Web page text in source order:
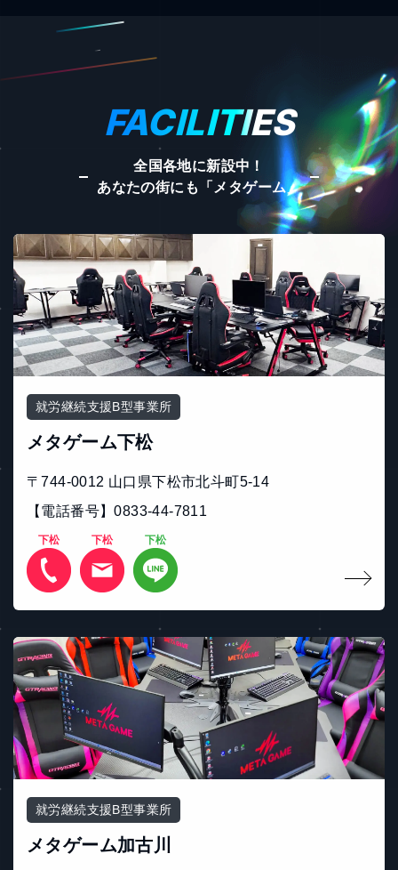
FACILITIES
全国各地に新設中！
あなたの街にも「メタゲーム」
就労継続支援B型事業所
メタゲーム下松
〒744-0012 山口県下松市北斗町5-14
【電話番号】0833-44-7811
下松 下松 下松
就労継続支援B型事業所
メタゲーム加古川